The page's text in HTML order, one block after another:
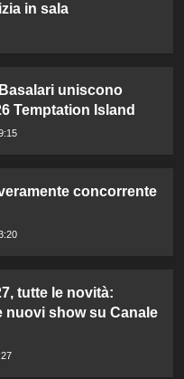
in sala
uniscono
Temptation Island
concorrente
tutte le novità:
nuovi show su Canale